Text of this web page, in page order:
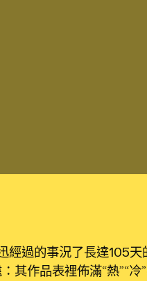
經過的事況了長達105
其作品表裡佈滿“熱”“冷